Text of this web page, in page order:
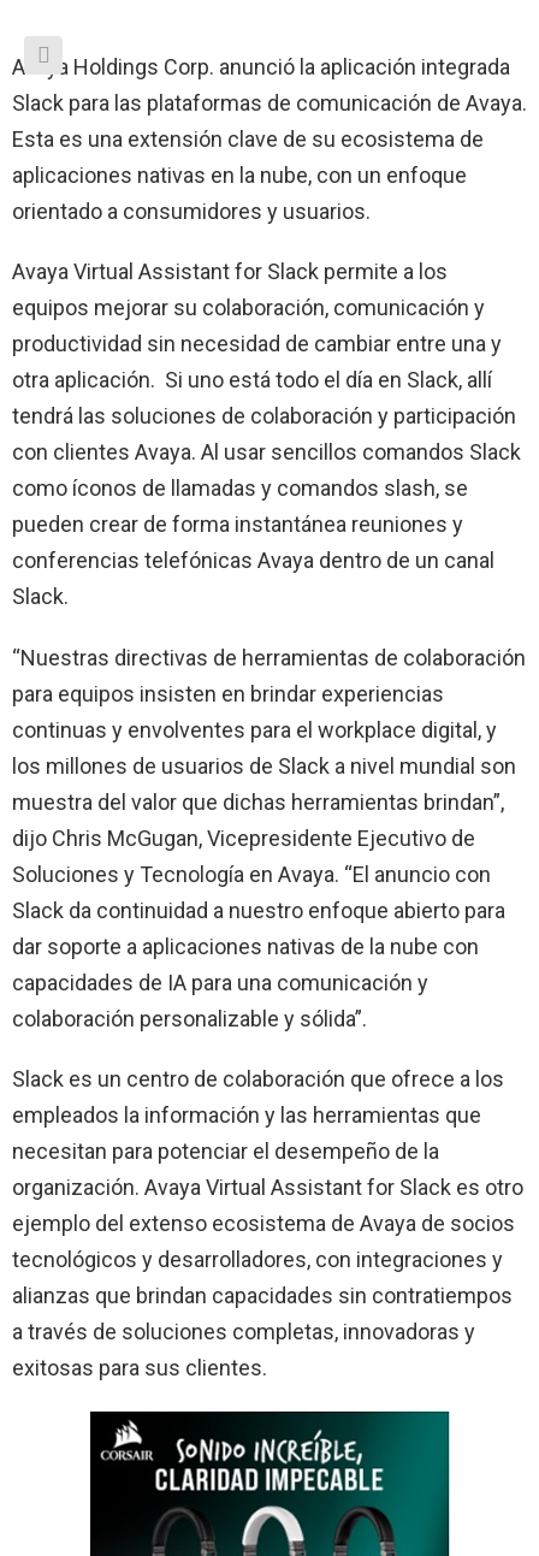
Avaya Holdings Corp. anunció la aplicación integrada
Slack para las plataformas de comunicación de Avaya.
Esta es una extensión clave de su ecosistema de
aplicaciones nativas en la nube, con un enfoque
orientado a consumidores y usuarios.
Avaya Virtual Assistant for Slack permite a los
equipos mejorar su colaboración, comunicación y
productividad sin necesidad de cambiar entre una y
otra aplicación. Si uno está todo el día en Slack, allí
tendrá las soluciones de colaboración y participación
con clientes Avaya. Al usar sencillos comandos Slack
como íconos de llamadas y comandos slash, se
pueden crear de forma instantánea reuniones y
conferencias telefónicas Avaya dentro de un canal
Slack.
“Nuestras directivas de herramientas de colaboración
para equipos insisten en brindar experiencias
continuas y envolventes para el workplace digital, y
los millones de usuarios de Slack a nivel mundial son
muestra del valor que dichas herramientas brindan”,
dijo Chris McGugan, Vicepresidente Ejecutivo de
Soluciones y Tecnología en Avaya. “El anuncio con
Slack da continuidad a nuestro enfoque abierto para
dar soporte a aplicaciones nativas de la nube con
capacidades de IA para una comunicación y
colaboración personalizable y sólida”.
Slack es un centro de colaboración que ofrece a los
empleados la información y las herramientas que
necesitan para potenciar el desempeño de la
organización. Avaya Virtual Assistant for Slack es otro
ejemplo del extenso ecosistema de Avaya de socios
tecnológicos y desarrolladores, con integraciones y
alianzas que brindan capacidades sin contratiempos
a través de soluciones completas, innovadoras y
exitosas para sus clientes.